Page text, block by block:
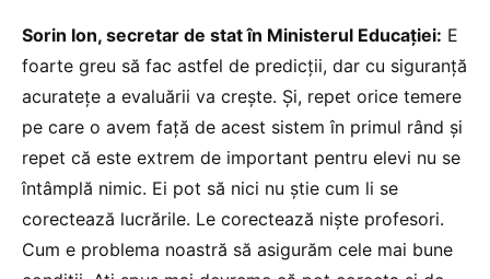
Sorin Ion, secretar de stat în Ministerul Educației: E
foarte greu să fac astfel de predicții, dar cu siguranță
acuratețe a evaluării va crește. Și, repet orice temere
pe care o avem față de acest sistem în primul rând și
repet că este extrem de important pentru elevi nu se
întâmplă nimic. Ei pot să nici nu știe cum li se
corectează lucrările. Le corectează niște profesori.
Cum e problema noastră să asigurăm cele mai bune